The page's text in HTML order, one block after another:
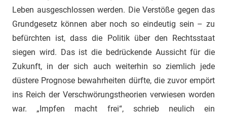
Leben ausgeschlossen werden. Die Verstöße gegen das
Grundgesetz können aber noch so eindeutig sein – zu
befürchten ist, dass die Politik über den Rechtsstaat
siegen wird. Das ist die bedrückende Aussicht für die
Zukunft, in der sich auch weiterhin so ziemlich jede
düstere Prognose bewahrheiten dürfte, die zuvor empört
ins Reich der Verschwörungstheorien verwiesen worden
war. „Impfen macht frei“, schrieb neulich ein